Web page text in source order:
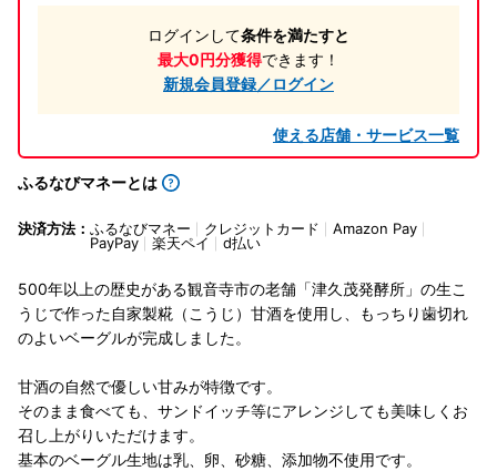
ログインして条件を満たすと
最大0円分獲得できます！
新規会員登録／ログイン
使える店舗・サービス一覧
ふるなびマネーとは
決済方法： ふるなびマネー クレジットカード
Amazon Pay
PayPay
楽天ペイ d払い
500年以上の歴史がある観音寺市の老舗「津久茂発酵所」の生こ
うじで作った自家製糀（こうじ）甘酒を使用し、もっちり歯切れ
のよいベーグルが完成しました。
甘酒の自然で優しい甘みが特徴です。
そのまま食べても、サンドイッチ等にアレンジしても美味しくお
召し上がりいただけます。
基本のベーグル生地は乳、卵、砂糖、添加物不使用です。